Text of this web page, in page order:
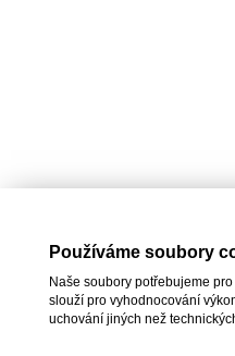
Používáme soubory
Naše soubory potřebujeme
slouží pro vyhodnocování
uchování jiných než